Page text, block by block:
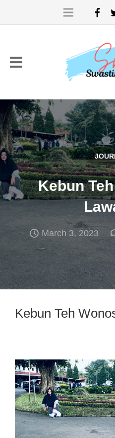
Kebun
March 3, 2023
Kebun Teh